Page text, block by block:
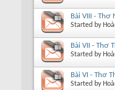
Bài VIII - Thơ
Started by
Bài VII - Thơ
Started by
Bài VI - Thơ
Started by